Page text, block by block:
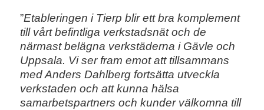
”Etableringen i Tierp blir ett bra komplement
till vårt befintliga verkstadsnät och de
närmast belägna verkstäderna i Gävle och
Uppsala. Vi ser fram emot att tillsammans
med Anders Dahlberg fortsätta utveckla
verkstaden och att kunna hälsa
samarbetspartners och kunder välkomna till